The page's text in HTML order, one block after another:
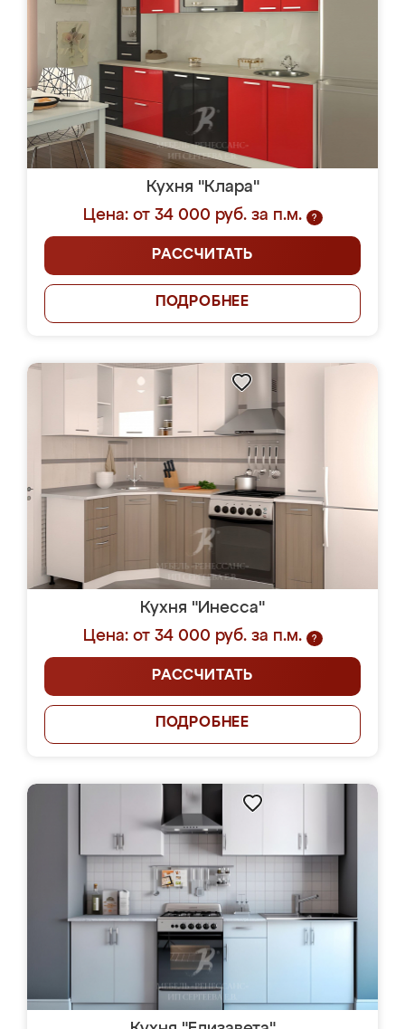
Кухня "Клара"
Цена: от 34 000 руб. за п.м.
?
РАССЧИТАТЬ
ПОДРОБНЕЕ
Кухня "Инесса"
Цена: от 34 000 руб. за п.м.
?
РАССЧИТАТЬ
ПОДРОБНЕЕ